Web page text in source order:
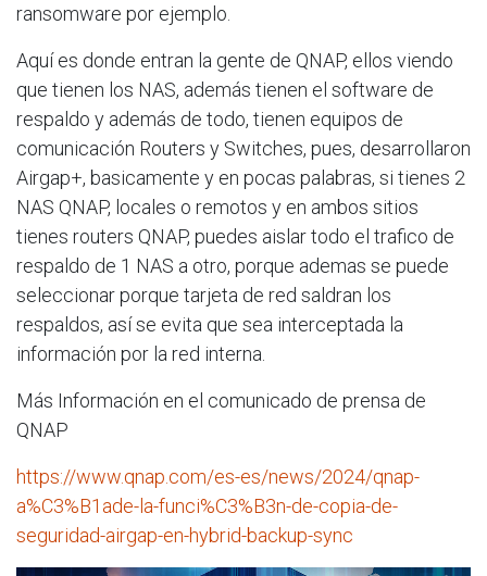
ransomware por ejemplo.
Aquí es donde entran la gente de QNAP, ellos viendo
que tienen los NAS, además tienen el software de
respaldo y además de todo, tienen equipos de
comunicación Routers y Switches, pues, desarrollaron
Airgap+, basicamente y en pocas palabras, si tienes 2
NAS QNAP, locales o remotos y en ambos sitios
tienes routers QNAP, puedes aislar todo el trafico de
respaldo de 1 NAS a otro, porque ademas se puede
seleccionar porque tarjeta de red saldran los
respaldos, así se evita que sea interceptada la
información por la red interna.
Más Información en el comunicado de prensa de
QNAP
https://www.qnap.com/es-es/news/2024/qnap-
a%C3%B1ade-la-funci%C3%B3n-de-copia-de-
seguridad-airgap-en-hybrid-backup-sync